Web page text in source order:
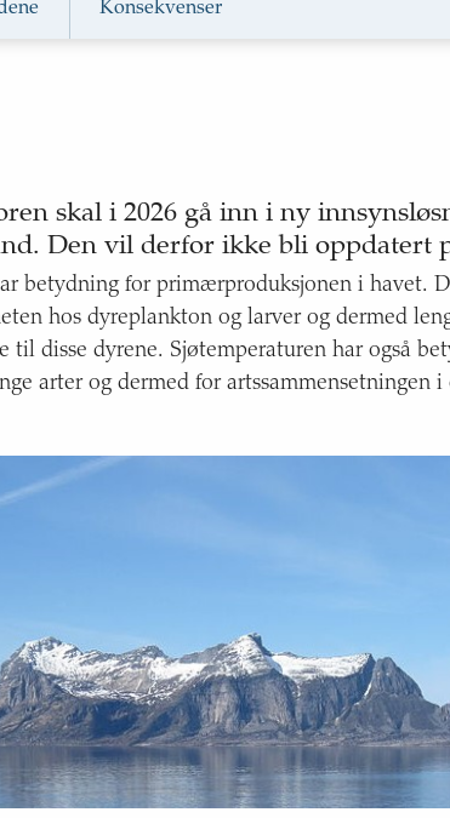
Konsekvenser
Transport av
i
skal i 2026 gå inn i ny
Den vil derfor ikke bli oppdatert
betydning for primærproduksjonen i havet.
hos dyreplankton og larver og dermed
til disse dyrene. Sjøtemperaturen har også
arter og dermed for artssammensetningen i